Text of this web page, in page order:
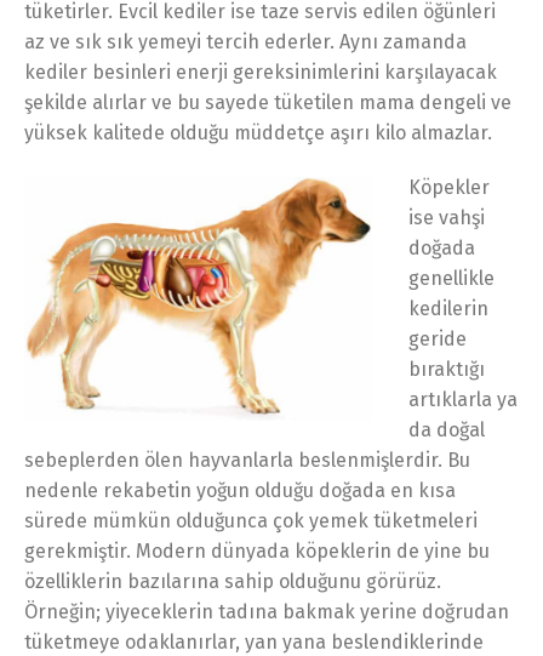
tüketirler. Evcil kediler ise taze servis edilen öğünleri
az ve sık sık yemeyi tercih ederler. Aynı zamanda
kediler besinleri enerji gereksinimlerini karşılayacak
şekilde alırlar ve bu sayede tüketilen mama dengeli ve
yüksek kalitede olduğu müddetçe aşırı kilo almazlar.
Köpekler
ise vahşi
doğada
genellikle
kedilerin
geride
bıraktığı
artıklarla ya
da doğal
sebeplerden ölen hayvanlarla beslenmişlerdir. Bu
nedenle rekabetin yoğun olduğu doğada en kısa
sürede mümkün olduğunca çok yemek tüketmeleri
gerekmiştir. Modern dünyada köpeklerin de yine bu
özelliklerin bazılarına sahip olduğunu görürüz.
Örneğin; yiyeceklerin tadına bakmak yerine doğrudan
tüketmeye odaklanırlar, yan yana beslendiklerinde